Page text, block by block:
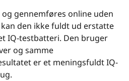
gennemføres online uden
den ikke fuldt ud erstatte
IQ-testbatteri. Den bruger
og samme
er et meningsfuldt IQ-